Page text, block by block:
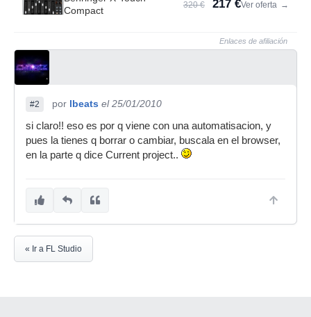
Compact
320 € 217 €Ver oferta →
Enlaces de afiliación
#2 por lbeats el 25/01/2010
si claro!! eso es por q viene con una automatisacion, y
pues la tienes q borrar o cambiar, buscala en el browser,
en la parte q dice Current project..
« Ir a FL Studio